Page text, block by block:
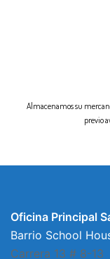
Almacenamos su
previo
Oficina Principal
Barrio School
Carrera 13 # 8-13